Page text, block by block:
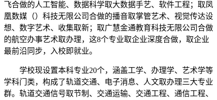
飞合做的人工智能、数据科学取大数据手艺、软件工程；取凤
凰数媒（）科技无限公司合做的播音取掌管艺术、视觉传达设
想、数字艺术、收集取新；取广慧金通教育科技无限公司合做
的航空办事艺术取办理，这8个专业取企业深度合做，取企业
最前沿同步，入校即就业。
学校现设置本科专业20个，涵盖工学、办理学、艺术学等
学科门类，构成了轨道交通、电子消息、人文取办理三大专业
群。轨道交通信号取节制、交通运输、交通工程、通信工程、